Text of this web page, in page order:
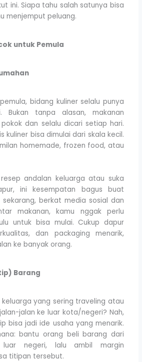
ini. Siapa tahu salah satunya bisa
menjemput peluang.
untuk Pemula
bidang kuliner selalu punya
Bukan tanpa alasan, makanan
dan selalu dicari setiap hari.
kuliner bisa dimulai dari skala kecil.
homemade, frozen food, atau
andalan keluarga atau suka
ini kesempatan bagus buat
sekarang, berkat media sosial dan
makanan, kamu nggak perlu
untuk bisa mulai. Cukup dapur
dan packaging menarik,
ke banyak orang.
Barang
yang sering traveling atau
jalan ke luar kota/negeri? Nah,
bisa jadi ide usaha yang menarik.
bantu orang beli barang dari
negeri, lalu ambil margin
titipan tersebut.